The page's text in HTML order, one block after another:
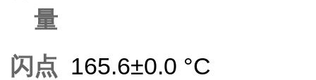
量
闪点 165.6±0.0 °C